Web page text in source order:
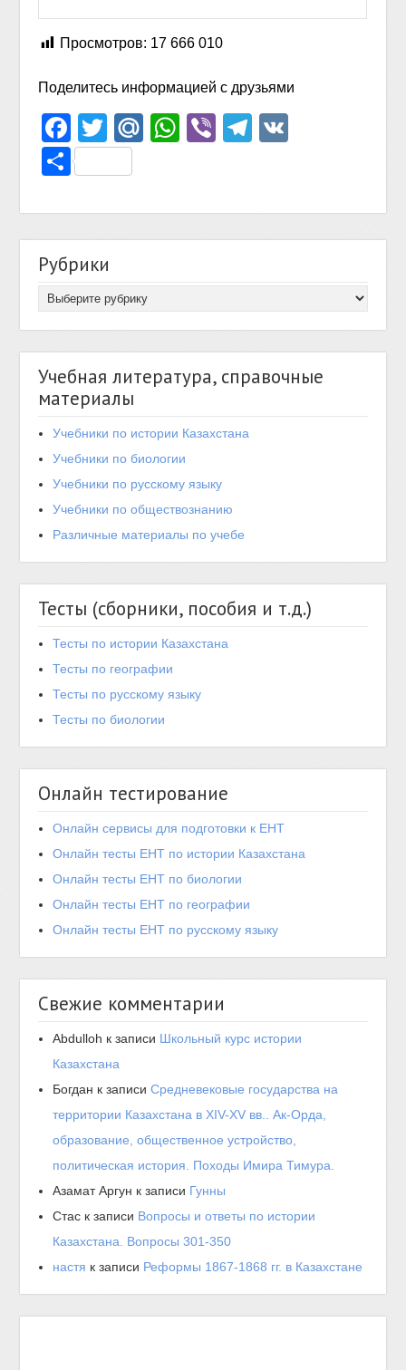
Просмотров: 17 666 010
Поделитесь информацией с друзьями
Facebook
TwitterMail.Ru
WhatsApp
ViberTelegram
Отправить
Рубрики
Учебная литература, справочные
материалы
Учебники по истории Казахстана
Учебники по биологии
Учебники по русскому языку
Учебники по обществознанию
Различные материалы по учебе
Тесты (сборники, пособия и т.д.)
Тесты по истории Казахстана
Тесты по географии
Тесты по русскому языку
Тесты по биологии
Онлайн тестирование
Онлайн сервисы для подготовки к ЕНТ
Онлайн тесты ЕНТ по истории Казахстана
Онлайн тесты ЕНТ по биологии
Онлайн тесты ЕНТ по географии
Онлайн тесты ЕНТ по русскому языку
Свежие комментарии
Abdulloh к записи Школьный курс истории
Казахстана
Богдан к записиСредневековые государства на
территории Казахстана в XIV-XV вв.. Ак-Орда,
образование, общественное устройство,
политическая история. Походы Имира Тимура.
Азамат Аргун к записи Гунны
Стас к записи Вопросы и ответы по истории
Казахстана. Вопросы 301-350
настя к записи Реформы 1867-1868 гг. в Казахстане